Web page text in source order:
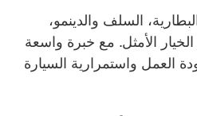
السلف والدينمو،
الأمثل. مع خبرة واسعة
العمل واستمرارية السيارة